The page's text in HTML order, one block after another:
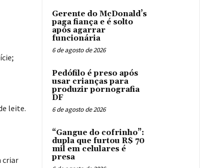
leite.
criar
Gerente do McDonald’s
paga fiança e é solto
após agarrar
funcionária
6 de agosto de 2026
Pedófilo é preso após
usar crianças para
produzir pornografia
DF
6 de agosto de 2026
“Gangue do cofrinho”:
dupla que furtou R$ 70
mil em celulares é
presa